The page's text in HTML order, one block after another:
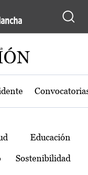
Castilla-La
Educación
Sostenibilidad